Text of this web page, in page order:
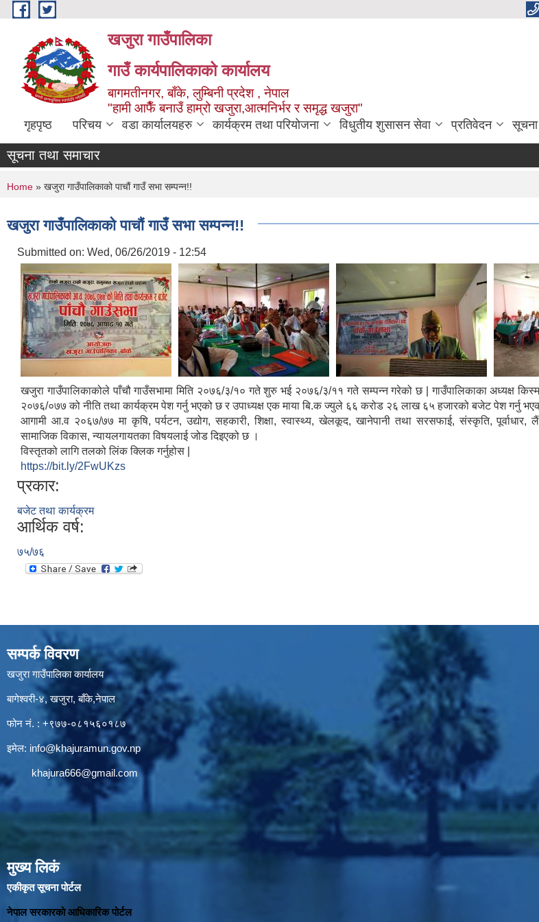
Skip to main content
खजुरा गाउँपालिका
गाउँ कार्यपालिकाको कार्यालय
बागमतीनगर, बाँके, लुम्बिनी प्रदेश , नेपाल
"हामी आफैँ बनाउँ हाम्रो खजुरा,आत्मनिर्भर र समृद्ध खजुरा"
गृहपृष्ठ परिचय वडा कार्यालयहरु कार्यक्रम तथा परियोजना विधुतीय शुसासन सेवा प्रतिवेदन सूचना
सूचना तथा समाचार
You are here
Home » खजुरा गाउँपालिकाको पाचौं गाउँ सभा सम्पन्न!!
खजुरा गाउँपालिकाको पाचौं गाउँ सभा सम्पन्न!!
Submitted on: Wed, 06/26/2019 - 12:54
खजुरा गाउँपालिकाकोले पाँचौ गाउँसभामा मिति २०७६/३/१० गते शुरु भई २०७६/३/११ गते सम्पन्न गरेको छ | गाउँपालिकाका अध्यक्ष
२०७६/०७७ को नीति तथा कार्यक्रम पेश गर्नु भएको छ र उपाध्यक्ष एक माया बि.क ज्युले ६६ करोड २६ लाख ६५ हजारको बजेट पेश गर्नु
आगामी आ.व २०६७/७७ मा कृषि, पर्यटन, उद्योग, सहकारी, शिक्षा, स्वास्थ्य, खेलकूद, खानेपानी तथा सरसफाई, संस्कृति, पूर्वाधार,
सामाजिक विकास, न्यायलगायतका विषयलाई जोड दिइएको छ ।
विस्तृतको लागि तलको लिंक क्लिक गर्नुहोस |
https://bit.ly/2FwUKzs
प्रकार:
बजेट तथा कार्यक्रम
आर्थिक वर्ष:
७५/७६
सम्पर्क विवरण
खजुरा गाउँपालिका कार्यालय
बागेश्वरी-४, खजुरा, बाँके,नेपाल
फोन नं. : +९७७-०८१५६०१८७
इमेल: info@khajuramun.gov.np
khajura666@gmail.com
मुख्य लिकं
एकीकृत सूचना पोर्टल
नेपाल सरकारको आधिकारिक पोर्टल